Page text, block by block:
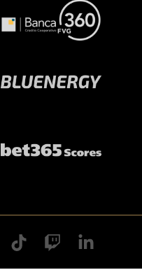
instagramtiktok twitch